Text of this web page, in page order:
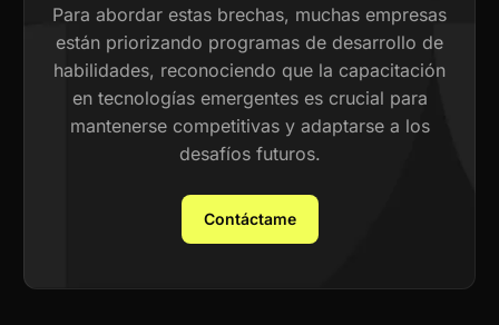
Para abordar estas brechas, muchas empresas
están priorizando programas de desarrollo de
habilidades, reconociendo que la capacitación
en tecnologías emergentes es crucial para
mantenerse competitivas y adaptarse a los
desafíos futuros.
Contáctame